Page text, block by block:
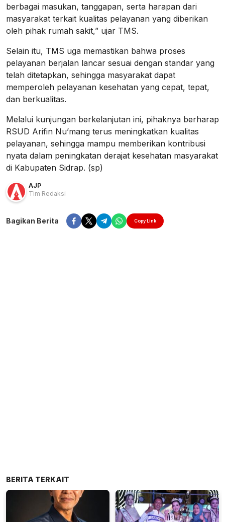
berbagai masukan, tanggapan, serta harapan dari
masyarakat terkait kualitas pelayanan yang diberikan
oleh pihak rumah sakit,” ujar TMS.
Selain itu, TMS uga memastikan bahwa proses
pelayanan berjalan lancar sesuai dengan standar yang
telah ditetapkan, sehingga masyarakat dapat
memperoleh pelayanan kesehatan yang cepat, tepat,
dan berkualitas.
Melalui kunjungan berkelanjutan ini, pihaknya berharap
RSUD Arifin Nu’mang terus meningkatkan kualitas
pelayanan, sehingga mampu memberikan kontribusi
nyata dalam peningkatan derajat kesehatan masyarakat
di Kabupaten Sidrap. (sp)
AJP
Tim Redaksi
Bagikan Berita Copy Link
BERITA TERKAIT